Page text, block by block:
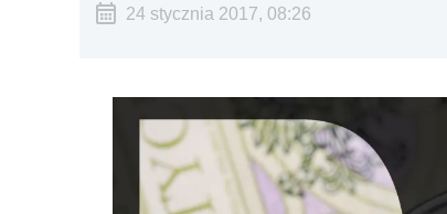
24 stycznia 2017, 08:26